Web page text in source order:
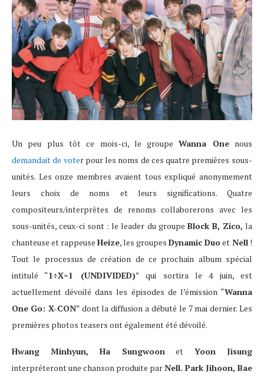
Un peu plus tôt ce mois-ci, le groupeWanna Onenous
demandait de voter pour les noms de ces quatre premières sous-
unités. Les onze membres avaient tous expliqué anonymement
leurs choix de noms et leurs significations. Quatre
compositeurs/interprètes de renoms collaborerons avec les
sous-unités, ceux-ci sont : le leader du groupe Block B, Zico, la
chanteuse et rappeuse Heize, les groupes Dynamic Duoet Nell !
Tout le processus de création de ce prochain album spécial
intitulé “1÷X=1 (UNDIVIDED)” qui sortira le 4 juin, est
actuellement dévoilé dans les épisodes de l’émission “Wanna
One Go: X-CON” dont la diffusion a débuté le 7 mai dernier. Les
premières photos teasers ont également été dévoilé.
Hwang Minhyun, Ha SungwoonetYoon Jisung
interpréteront une chanson produite parNell. Park Jihoon, Bae